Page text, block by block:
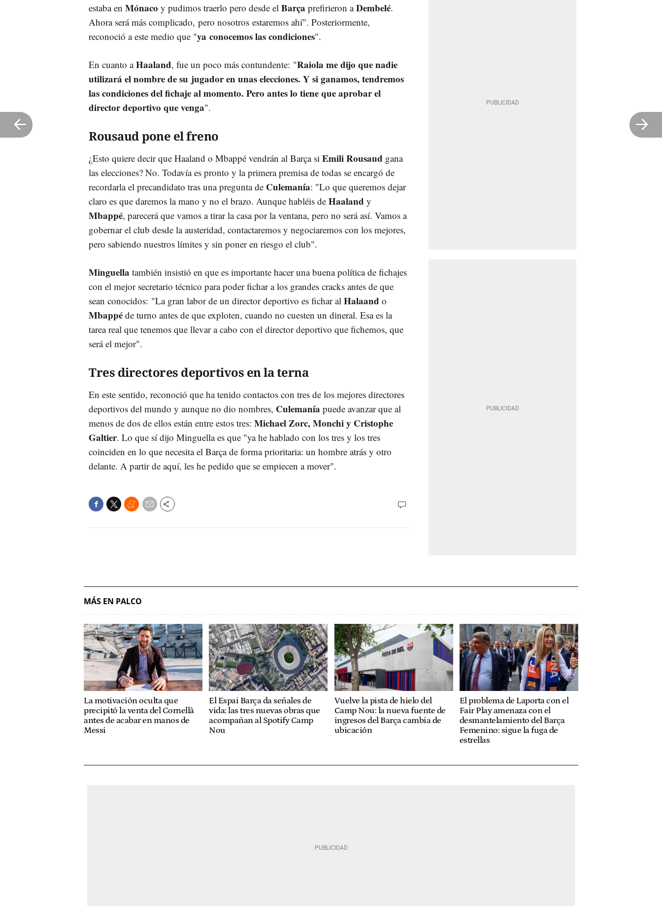
estaba en Mónaco y pudimos traerlo pero desde el Barça prefirieron aDembelé.
Ahora será más complicado, pero nosotros estaremos ahí". Posteriormente,
reconoció a este medio que "ya conocemos las condiciones".
En cuanto aHaaland, fue un poco más contundente: "Raiola me dijo que nadie
utilizará el nombre de su jugador en unas elecciones. Y si ganamos, tendremos
las condiciones del fichaje al momento. Pero antes lo tiene que aprobar el
director deportivo que venga".
Rousaud pone el freno
¿Esto quiere decir que Haaland o Mbappé vendrán al Barça si Emili Rousaud gana
las elecciones? No. Todavía es pronto y la primera premisa de todas se encargó de
recordarla el precandidato tras una pregunta de Culemanía: "Lo que queremos dejar
claro es que daremos la mano y no el brazo. Aunque habléis de Haaland y
Mbappé, parecerá que vamos a tirar la casa por la ventana, pero no será así. Vamos a
gobernar el club desde la austeridad, contactaremos y negociaremos con los mejores,
pero sabiendo nuestros límites y sin poner en riesgo el club".
Minguella también insistió en que es importante hacer una buena política de fichajes
con el mejor secretario técnico para poder fichar a los grandes cracks antes de que
sean conocidos: "La gran labor de un director deportivo es fichar al Halaand o
Mbappé de turno antes de que exploten, cuando no cuesten un dineral. Esa es la
tarea real que tenemos que llevar a cabo con el director deportivo que fichemos, que
será el mejor".
Tres directores deportivos en la terna
En este sentido, reconoció que ha tenido contactos con tres de los mejores directores
deportivos del mundo y aunque no dio nombres, Culemanía puede avanzar que al
menos de dos de ellos están entre estos tres: Michael Zorc, Monchi y Cristophe
Galtier. Lo que sí dijo Minguella es que "ya he hablado con los tres y los tres
coinciden en lo que necesita el Barça de forma prioritaria: un hombre atrás y otro
delante. A partir de aquí, les he pedido que se empiecen a mover".
MÁS EN PALCO
La motivación oculta que
precipitó la venta del Cornellà
antes de acabar en manos de
Messi
El Espai Barça da señales de
vida: las tres nuevas obras que
acompañan al Spotify Camp
Nou
Vuelve la pista de hielo del
Camp Nou: la nueva fuente de
ingresos del Barça cambia de
ubicación
El problema de Laporta con el
Fair Play amenaza con el
desmantelamiento del Barça
Femenino: sigue la fuga de
estrellas